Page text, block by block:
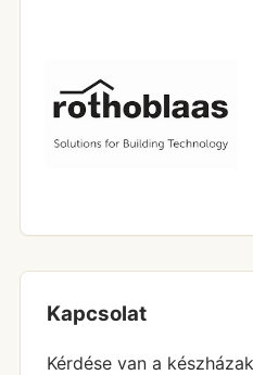
Kapcsolat
Kérdése van a